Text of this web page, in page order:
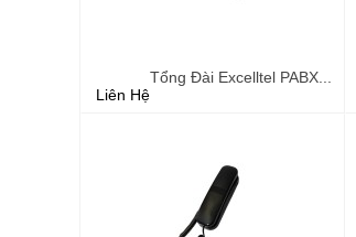
Liên Hệ
Tổng Đài Excelltel PABX...